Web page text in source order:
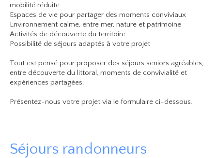
mobilité réduite
Espaces de vie pour partager des moments conviviaux
Environnement calme, entre mer, nature et patrimoine
Activités de découverte du territoire
Possibilité de séjours adaptés à votre projet
Tout est pensé pour proposer des séjours seniors agréables,
entre découverte du littoral, moments de convivialité et
expériences partagées.
Présentez-nous votre projet via le formulaire ci-dessous.
Séjours randonneurs